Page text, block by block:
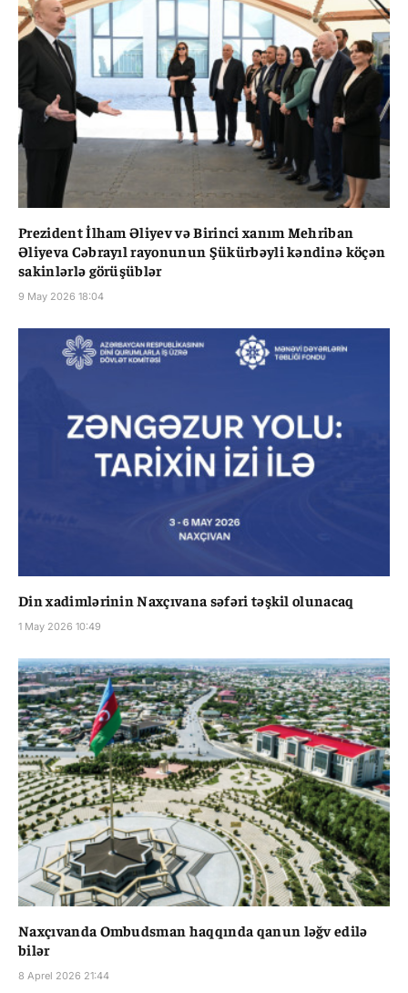
Prezident İlham Əliyev və Birinci xanım Mehriban
Əliyeva Cəbrayıl rayonunun Şükürbəyli kəndinə köçən
sakinlərlə görüşüblər
9 May 2026 18:04
Din xadimlərinin Naxçıvana səfəri təşkil olunacaq
1 May 2026 10:49
Naxçıvanda Ombudsman haqqında qanun ləğv edilə
bilər
8 Aprel 2026 21:44